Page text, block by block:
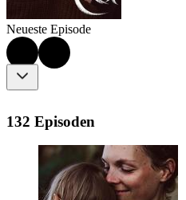
Neueste Episode
132 Episoden